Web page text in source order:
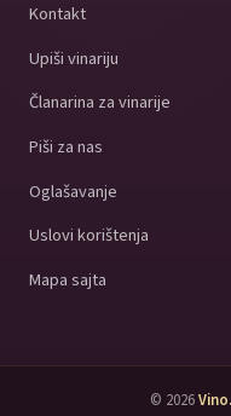
Kontakt
Upiši vinariju
Članarina za vinarije
Piši za nas
Oglašavanje
Uslovi korištenja
Mapa sajta
© 2026